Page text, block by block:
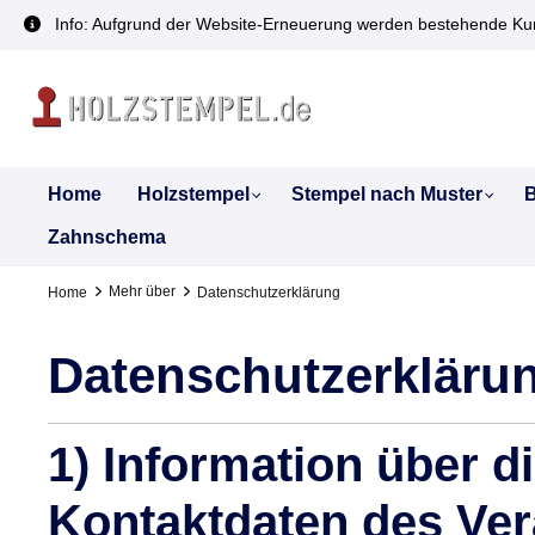
springen
Info: Aufgrund der Website-Erneuerung werden bestehende
Home Holzstempel Stempel nach Muster
Zahnschema
Home Mehr über Datenschutzerklärung
1) Information über
Kontaktdaten des